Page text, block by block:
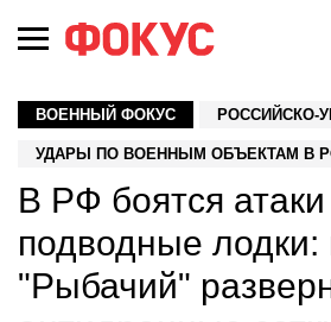
ВОЕННЫЙ ФОКУС РОССИЙСКО-
УДАРЫ ПО ВОЕННЫМ ОБЪЕКТАМ В
В РФ боятся
подводные лодки:
"Рыбачий"